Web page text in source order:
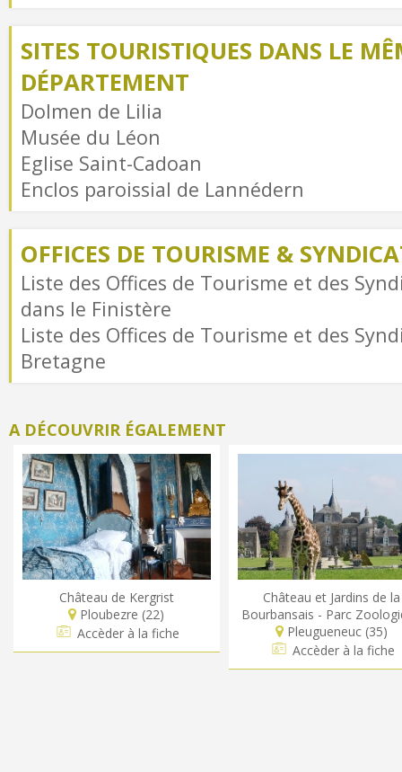
SITES TOURISTIQUES DANS LE
DÉPARTEMENT
Dolmen de Lilia
Musée du Léon
Eglise Saint-Cadoan
Enclos paroissial de Lannédern
OFFICES DE TOURISME &
Liste des Offices de Tourisme et des
dans le Finistère
Liste des Offices de Tourisme et des
Bretagne
A DÉCOUVRIR ÉGALEMENT
Château de Kergrist
Ploubezre (22)
Accèder à la fiche
Château et Jardins de la
Bourbansais - Parc
Pleugueneuc (35)
Accèder à la fiche